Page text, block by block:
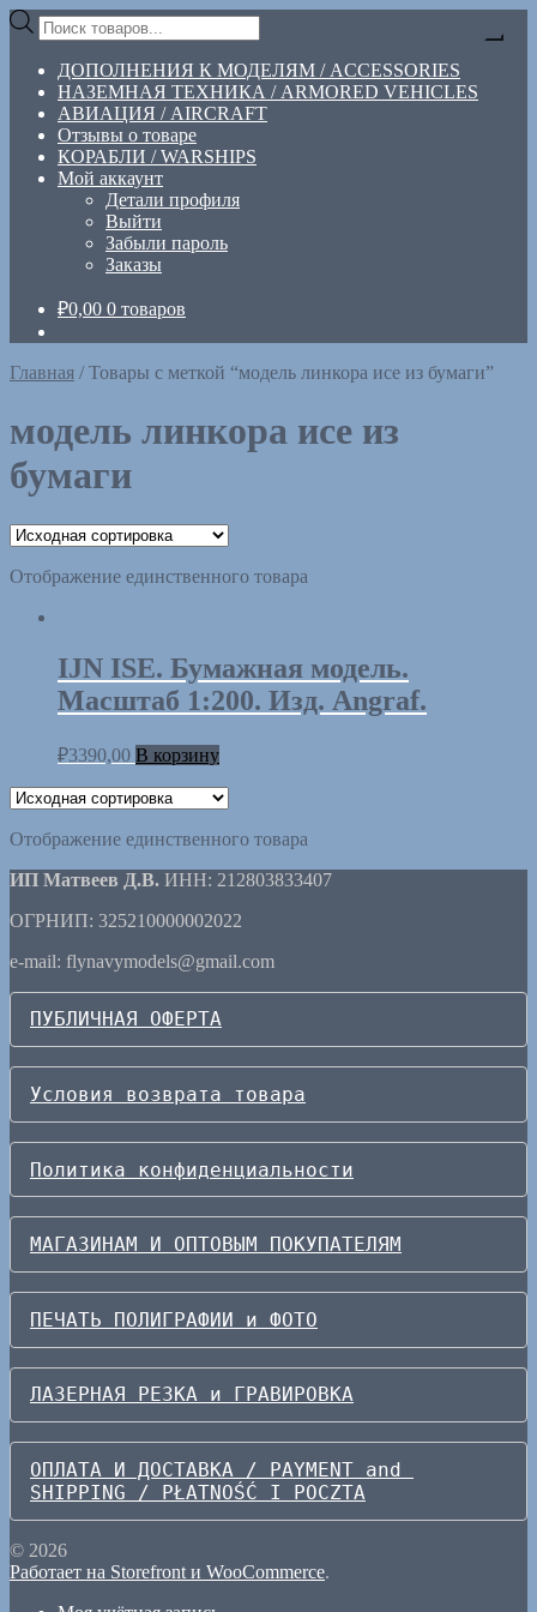
Перейти
навигации
Перейти
содержимому
Поиск
товаров
ДОПОЛНЕНИЯ К МОДЕЛЯМ / ACCESSORIES
НАЗЕМНАЯ ТЕХНИКА / ARMORED VEHICLES
АВИАЦИЯ / AIRCRAFT
Отзывы о товаре
КОРАБЛИ / WARSHIPS
Мой аккаунт
Детали профиля
Выйти
Забыли пароль
Заказы
₽0,00 0 товаров
Главная /Товары с меткой “модель линкора исе из бумаги”
модель линкора исе из
бумаги
Отображение единственного товара
IJN ISE. Бумажная модель.
Масштаб 1:200. Изд. Angraf.
₽3390,00 В корзину
Отображение единственного товара
ИП Матвеев Д.В. ИНН: 212803833407
ОГРНИП: 325210000002022
e-mail: flynavymodels@gmail.com
ПУБЛИЧНАЯ ОФЕРТА
Условия возврата товара
Политика конфиденциальности
МАГАЗИНАМ И ОПТОВЫМ ПОКУПАТЕЛЯМ
ПЕЧАТЬ ПОЛИГРАФИИ и ФОТО
ЛАЗЕРНАЯ РЕЗКА и ГРАВИРОВКА
ОПЛАТА И ДОСТАВКА / PAYMENT and
SHIPPING / PŁATNOŚĆ I POCZTA
© 2026
Работает на Storefront и WooCommerce.